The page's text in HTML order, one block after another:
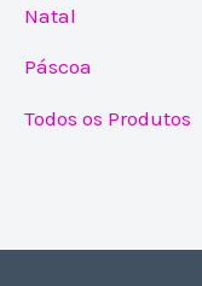
Natal
Páscoa
Todos os Produtos